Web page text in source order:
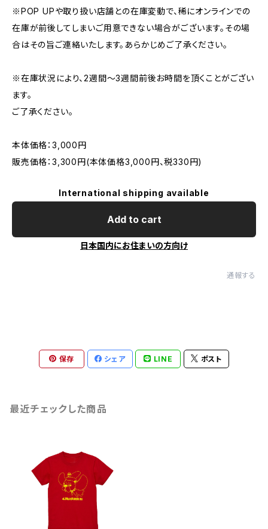
※POP UPや取り扱い店舗との在庫変動で、稀にオンラインでの
在庫が前後してしまいご用意できない場合がございます。その場
合はその旨ご連絡いたします。あらかじめご了承ください。
※在庫状況により、2週間〜3週間前後お時間を頂くことがござい
ます。
ご了承ください。
本体価格：3,000円
販売価格：3,300円(本体価格3,000円、税330円)
International shipping available
Add to cart
日本国内にお住まいの方向け
通報する
保存 シェア LINE ポスト
最近チェックした商品